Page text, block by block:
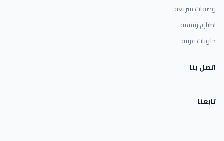
وصفات سريعة
اطباق رئيسية
حلويات غربية
اتصل بنا
تابعنا